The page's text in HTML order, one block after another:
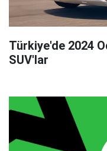
Türkiye'de 2024
SUV'lar